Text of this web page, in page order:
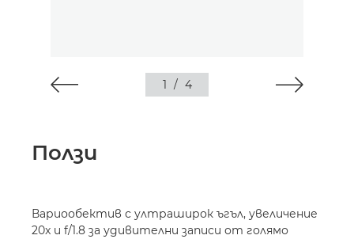
1 / 4
Ползи
Вариообектив с ултраширок ъгъл, увеличение
20x и f/1.8 за удивителни записи от голямо